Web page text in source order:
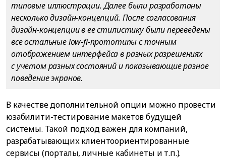
типовые иллюстрации. Далее были разработаны
несколько дизайн-концепций. После согласования
дизайн-концепции в ее стилистику были переведены
все остальные low-fi-прототипы с точным
отображением интерфейса в разных разрешениях
с учетом разных состояний и показывающие разное
поведение экранов.
В качестве дополнительной опции можно провести
юзабилити-тестирование макетов будущей
системы. Такой подход важен для компаний,
разрабатывающих клиентоориентированные
сервисы (порталы, личные кабинеты и т.п.).